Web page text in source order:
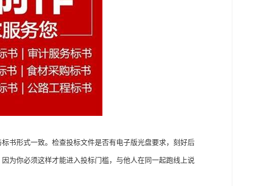
书形式一致。检查投标文件是否有电子版光盘要求，刻好后
为你必须这样才能进入投标门槛，与他人在同一起跑线上说